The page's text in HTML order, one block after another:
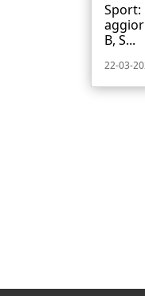
Sport:
B, S...
22-03-